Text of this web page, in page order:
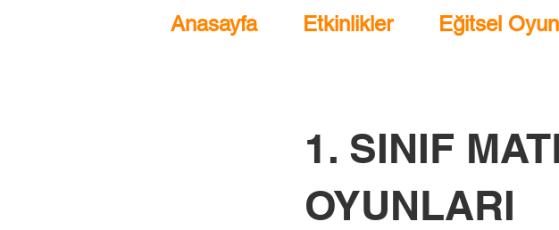
Anasayfa Etkinlikler Eğitsel
1. SINIF
OYUNLARI